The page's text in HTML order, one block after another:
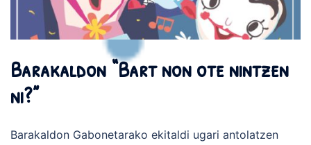
Barakaldon “Bart non ote nintzen
ni?”
Barakaldon Gabonetarako ekitaldi ugari antolatzen